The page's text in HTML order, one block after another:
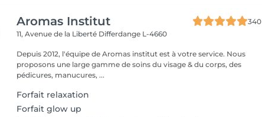
Aromas Institut
340
11, Avenue de la Liberté Differdange L-4660
Depuis 2012, l'équipe de Aromas institut est à votre service. Nous
proposons une large gamme de soins du visage & du corps, des
pédicures, manucures, ...
Forfait relaxation
Forfait glow up